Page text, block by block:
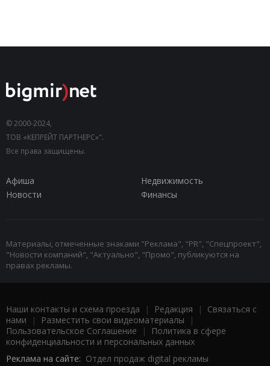
© 2000-2024,
ТОВ «КЕПРЕЙТ ПАРТНЕРС»".
Все права защищены.
Афиша
Недвижимость
Новости
Финансы
Материалы, отмеченные знаками "Реклама", "PR", "Спецпроект",
"Новости компаний", "Актуально", "Промо", публикуются на
правах рекламы.
Наши контакты и схема проезда | Редакция | Связаться с
нами | Разместить свои видеоматериалы |
Пользовательское Соглашение |
Политика в сфере
конфиденциальности и персональных данных
Реклама на сайте: Отдел продаж digital рекламы